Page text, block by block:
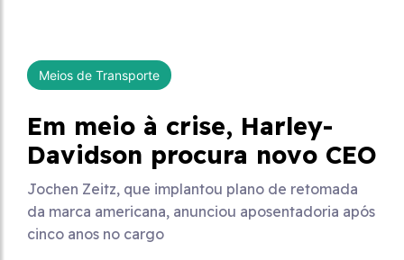
Meios de Transporte
Em meio à crise, Harley-
Davidson procura novo CEO
Jochen Zeitz, que implantou plano de retomada
da marca americana, anunciou aposentadoria após
cinco anos no cargo